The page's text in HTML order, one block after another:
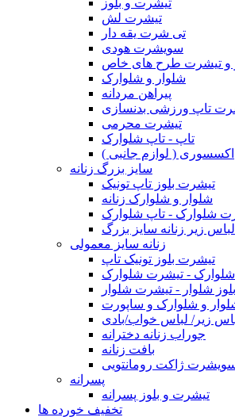
تیشرت و بلوز
تیشرت لش
تی شرت یقه دار
سویشرت هودی
و تیشرت طرح های خاص
شلوار و شلوارک
پیراهن مردانه
تاپ ورزشی بدنسازی
تیشرت محرمی
تاپ - تاپ شلوارک
اکسسوری ( لوازم جانبی )
سایز بزرگ زنانه
تیشرت بلوز تاپ تونیک
شلوار و شلوارک زنانه
شلوارک - تاپ شلوارک
لباس زیر زنانه سایز بزرگ
زنانه سایز معمولی
تیشرت بلوز تونیک تاپ
- تیشرت شلوارک
بلوز شلوار - تیشرت شلوار
و شلوارک و ساپورت
زیر/ لباس خواب/بادی
جوراب زنانه دخترانه
بافت زنانه
ژاکت رومانتویی
پسرانه
تیشرت و بلوز پسرانه
تخفیف خورده ها